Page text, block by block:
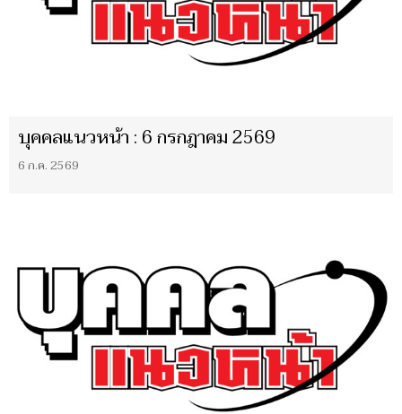
บุคคลแนวหน้า : 6 กรกฎาคม 2569
6 ก.ค. 2569